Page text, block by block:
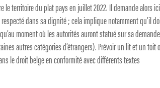
le territoire du plat pays en juillet 2022. Il demande alors
dans sa dignité ; cela implique notamment qu’il
moment où les autorités auront statué sur sa demande
autres catégories d’étrangers). Prévoir un lit et un toit
le droit belge en conformité avec différents textes